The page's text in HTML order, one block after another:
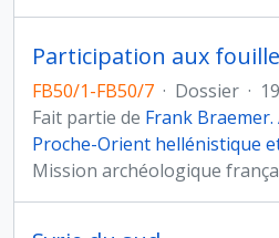
FB50/1-FB50/7 · Dossier ·
Fait partie de Frank
Proche-Orient hellénistique
Mission archéologique